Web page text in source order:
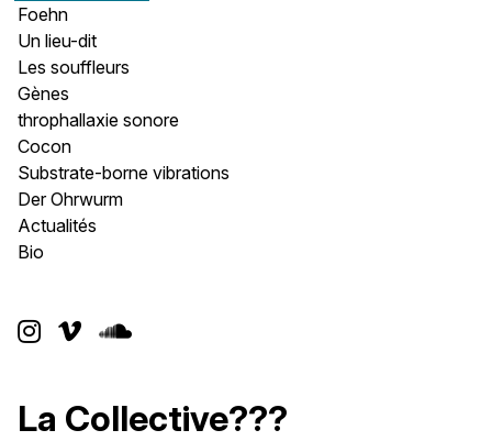
Foehn
Un lieu-dit
Les souffleurs
Gènes
throphallaxie sonore
Cocon
Substrate-borne vibrations
Der Ohrwurm
Actualités
Bio
  
La Collective???